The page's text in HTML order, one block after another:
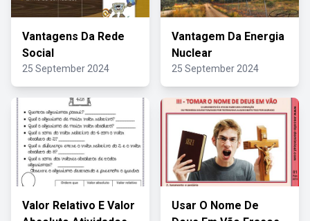
Vantagens Da Rede
Social
25 September 2024
Vantagem Da Energia
Nuclear
25 September 2024
Valor Relativo E Valor
Usar O Nome De